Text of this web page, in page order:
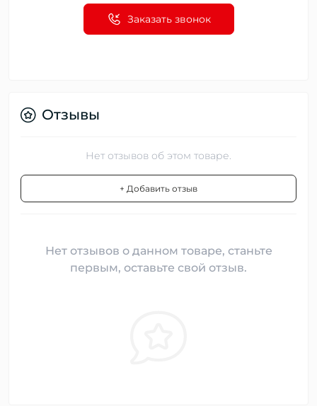
Заказать звонок
Отзывы
Нет отзывов об этом товаре.
+ Добавить отзыв
Нет отзывов о данном товаре, станьте
первым, оставьте свой отзыв.